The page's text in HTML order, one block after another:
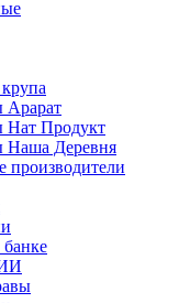
Арарат
Нат Продукт
Наша Деревня
производители